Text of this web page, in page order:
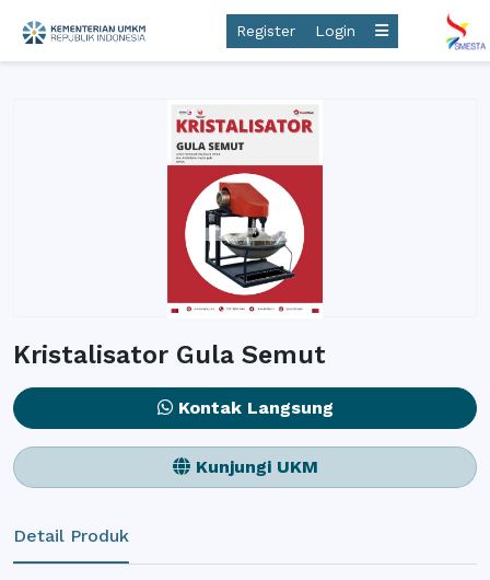
Register Login
Kristalisator Gula Semut
Kontak Langsung
Kunjungi UKM
Detail Produk